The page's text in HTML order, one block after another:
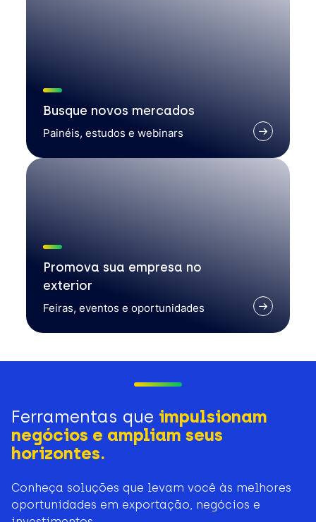
Busque novos mercados
Painéis, estudos e webinars
Promova sua empresa no
exterior
Feiras, eventos e oportunidades
Ferramentas que impulsionam
negócios e ampliam seus
horizontes.
Conheça soluções que levam você às melhores
oportunidades em exportação, negócios e